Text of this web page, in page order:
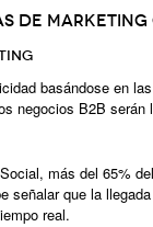
de
basándose en
negocios B2B
más del 65%
señalar que la
real.